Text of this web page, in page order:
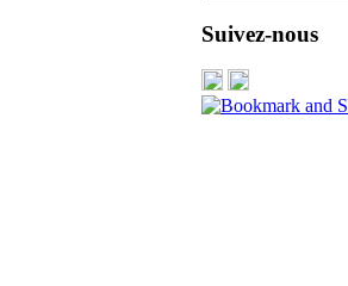
Suivez-nous